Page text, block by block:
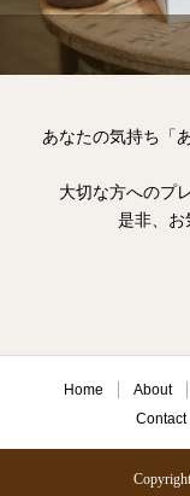
あなたの気持ち「
大切な方へのプ
是非、お
Home About
Contact